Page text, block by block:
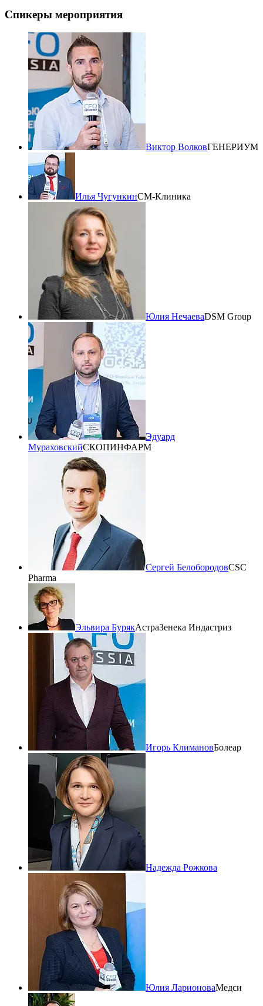
Спикеры мероприятия
Виктор ВолковГЕНЕРИУМ
Илья ЧугункинСМ-Клиника
Юлия НечаеваDSM Group
Эдуард
МураховскийСКОПИНФАРМ
Сергей БелобородовCSC
Pharma
Эльвира БурякАстраЗенека Индастриз
Игорь КлимановБолеар
Надежда Рожкова
Юлия ЛарионоваМедси